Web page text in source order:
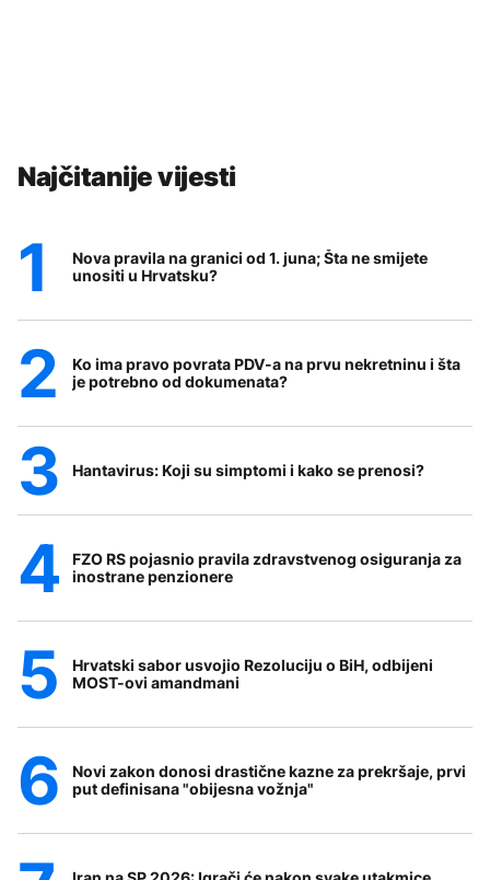
Najčitanije vijesti
Nova pravila na granici od 1. juna; Šta ne smijete
unositi u Hrvatsku?
Ko ima pravo povrata PDV-a na prvu nekretninu i šta
je potrebno od dokumenata?
Hantavirus: Koji su simptomi i kako se prenosi?
FZO RS pojasnio pravila zdravstvenog osiguranja za
inostrane penzionere
Hrvatski sabor usvojio Rezoluciju o BiH, odbijeni
MOST-ovi amandmani
Novi zakon donosi drastične kazne za prekršaje, prvi
put definisana "obijesna vožnja"